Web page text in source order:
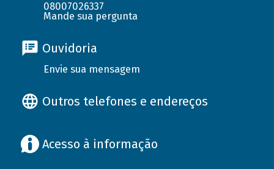
08007026337
Mande sua pergunta
Ouvidoria
Envie sua mensagem
Outros telefones e endereços
Acesso à informação